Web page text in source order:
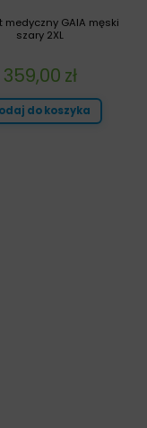
medyczny GAIA męski
szary 2XL
359,00 zł
do koszyka